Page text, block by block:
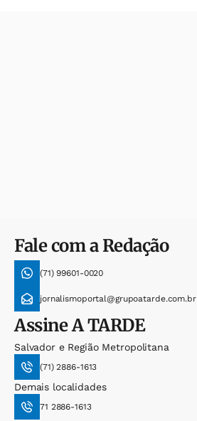
Fale com a Redação
(71) 99601-0020
jornalismoportal@grupoatarde.com.br
AssineA TARDE
Salvador e Região Metropolitana
(71) 2886-1613
Demais localidades
71 2886-1613